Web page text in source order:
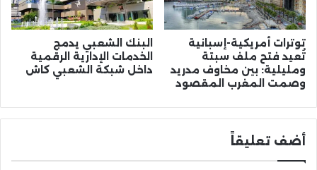
توترات أمريكية-إسبانية
تُعيد فتح ملف سبتة
ومليلية: بين مخاوف مدريد
وصمت المغرب المقصود
البنك الشعبي يدمج
الخدمات الإدارية الرقمية
داخل شبكة الشعبي كاش
أضف تعليقاً